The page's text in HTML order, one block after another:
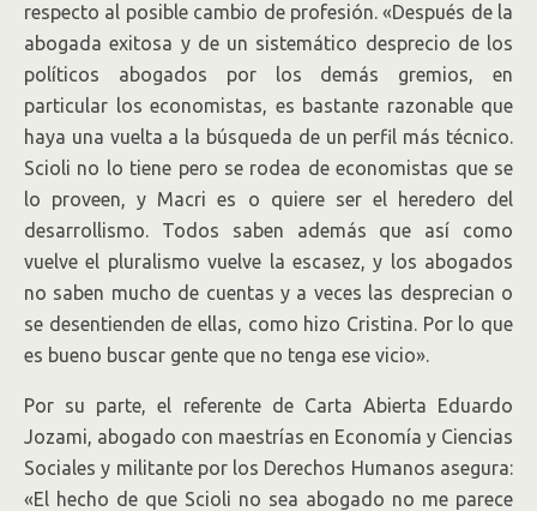
respecto al posible cambio de profesión. «Después de la
abogada exitosa y de un sistemático desprecio de los
políticos abogados por los demás gremios, en
particular los economistas, es bastante razonable que
haya una vuelta a la búsqueda de un perfil más técnico.
Scioli no lo tiene pero se rodea de economistas que se
lo proveen, y Macri es o quiere ser el heredero del
desarrollismo. Todos saben además que así como
vuelve el pluralismo vuelve la escasez, y los abogados
no saben mucho de cuentas y a veces las desprecian o
se desentienden de ellas, como hizo Cristina. Por lo que
es bueno buscar gente que no tenga ese vicio».
Por su parte, el referente de Carta Abierta Eduardo
Jozami, abogado con maestrías en Economía y Ciencias
Sociales y militante por los Derechos Humanos asegura:
«El hecho de que Scioli no sea abogado no me parece